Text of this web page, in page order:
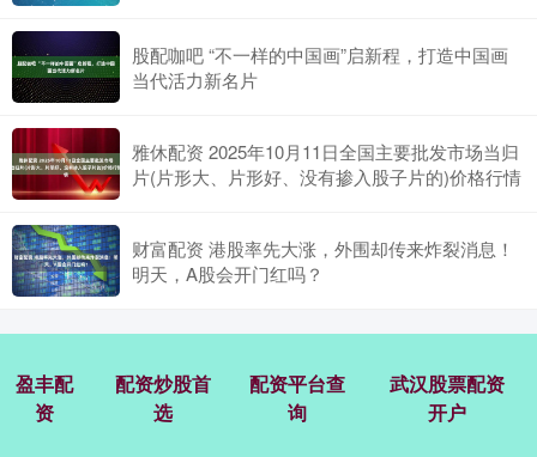
股配咖吧 “不一样的中国画”启新程，打造中国画
当代活力新名片
雅休配资 2025年10月11日全国主要批发市场当归
片(片形大、片形好、没有掺入股子片的)价格行情
财富配资 港股率先大涨，外围却传来炸裂消息！
明天，A股会开门红吗？
盈丰配
资
配资炒股首
选
配资平台查
询
武汉股票配资
开户